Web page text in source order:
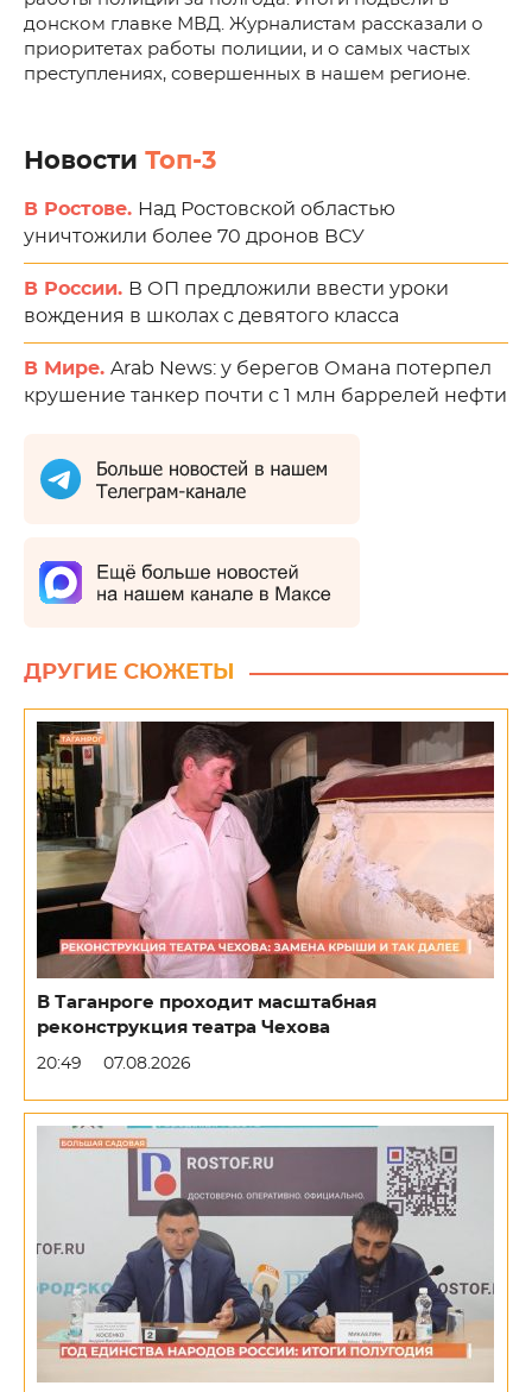
донском главке МВД. Журналистам рассказали о
приоритетах работы полиции, и о самых частых
преступлениях, совершенных в нашем регионе.
Новости Топ-3
В Ростове. Над Ростовской областью
уничтожили более 70 дронов ВСУ
В России. В ОП предложили ввести уроки
вождения в школах с девятого класса
В Мире. Arab News: у берегов Омана потерпел
крушение танкер почти с 1 млн баррелей нефти
ДРУГИЕ СЮЖЕТЫ
В Таганроге проходит масштабная
реконструкция театра Чехова
20:49 07.08.2026